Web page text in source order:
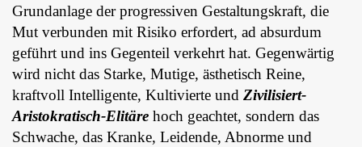
Grundanlage der progressiven Gestaltungskraft, die
Mut verbunden mit Risiko erfordert, ad absurdum
geführt und ins Gegenteil verkehrt hat. Gegenwärtig
wird nicht das Starke, Mutige, ästhetisch Reine,
kraftvoll Intelligente, Kultivierte und Zivilisiert-
Aristokratisch-Elitäre hoch geachtet, sondern das
Schwache, das Kranke, Leidende, Abnorme und